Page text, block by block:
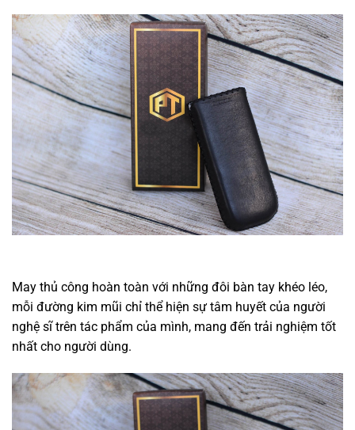
May thủ công hoàn toàn với những đôi bàn tay khéo léo,
mỗi đường kim mũi chỉ thể hiện sự tâm huyết của người
nghệ sĩ trên tác phẩm của mình, mang đến trải nghiệm tốt
nhất cho người dùng.